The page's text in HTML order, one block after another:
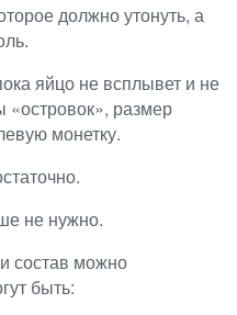
должно утонуть, а
яйцо не всплывет и не
«островок», размер
монетку.
не нужно.
состав можно
быть: